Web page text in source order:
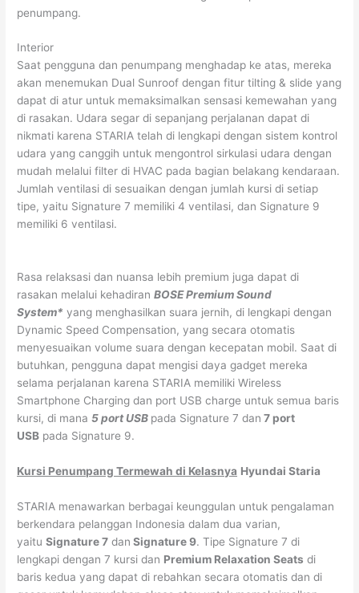
penumpang.
Interior
Saat pengguna dan penumpang menghadap ke atas, mereka
akan menemukan Dual Sunroof dengan fitur tilting & slide yang
dapat di atur untuk memaksimalkan sensasi kemewahan yang
di rasakan. Udara segar di sepanjang perjalanan dapat di
nikmati karena STARIA telah di lengkapi dengan sistem kontrol
udara yang canggih untuk mengontrol sirkulasi udara dengan
mudah melalui filter di HVAC pada bagian belakang kendaraan.
Jumlah ventilasi di sesuaikan dengan jumlah kursi di setiap
tipe, yaitu Signature 7 memiliki 4 ventilasi, dan Signature 9
memiliki 6 ventilasi.
Rasa relaksasi dan nuansa lebih premium juga dapat di
rasakan melalui kehadiranBOSE Premium Sound
System* yang menghasilkan suara jernih, di lengkapi dengan
Dynamic Speed Compensation, yang secara otomatis
menyesuaikan volume suara dengan kecepatan mobil. Saat di
butuhkan, pengguna dapat mengisi daya gadget mereka
selama perjalanan karena STARIA memiliki Wireless
Smartphone Charging dan port USB charge untuk semua baris
kursi, di mana5 port USB pada Signature 7 dan 7 port
USB pada Signature 9.
Kursi Penumpang Termewah di Kelasnya Hyundai Staria
STARIA menawarkan berbagai keunggulan untuk pengalaman
berkendara pelanggan Indonesia dalam dua varian,
yaituSignature 7 dan Signature 9. Tipe Signature 7 di
lengkapi dengan 7 kursi dan Premium Relaxation Seats di
baris kedua yang dapat di rebahkan secara otomatis dan di